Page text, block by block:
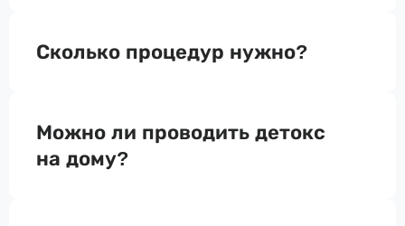
Сколько процедур нужно?
Можно ли проводить детокс
на дому?